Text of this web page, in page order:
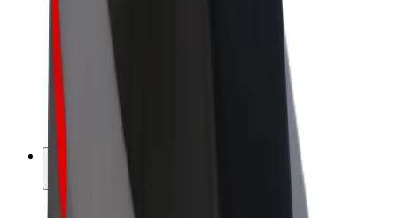
Repartidores
Comercios de Bolt Food
Franquicias
Trabaja con nosotros